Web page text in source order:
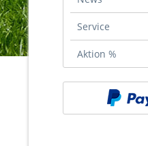
Service
Aktion %